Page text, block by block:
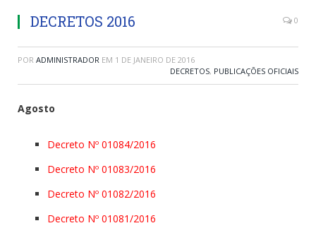
DECRETOS 2016 0
POR ADMINISTRADOR EM 1 DE JANEIRO DE 2016
DECRETOS, PUBLICAÇÕES OFICIAIS
Agosto
Decreto Nº 01084/2016
Decreto Nº 01083/2016
Decreto Nº 01082/2016
Decreto Nº 01081/2016